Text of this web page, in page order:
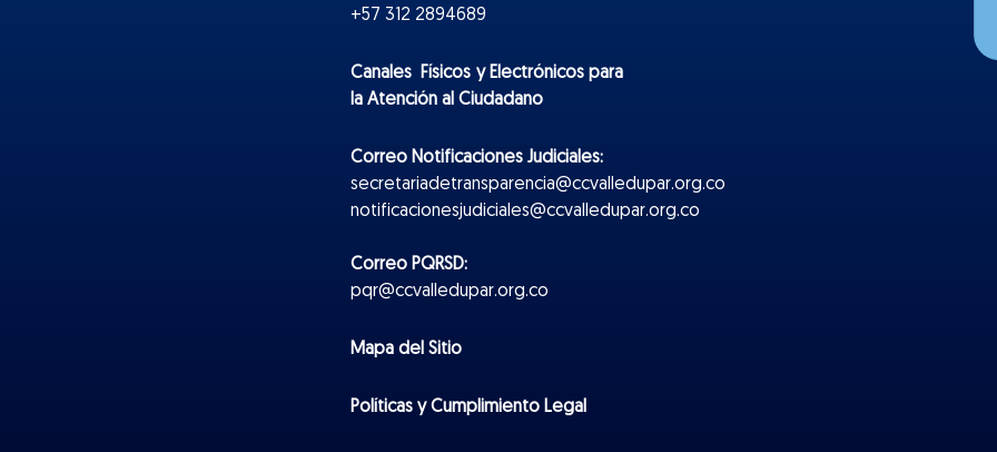
+57 312 2894689
Canales Físicos yElectrónicospara
la Atención al Ciudadano
Correo Notificaciones Judiciales:
secretariadetransparencia@ccvalledupar.org.co
notificacionesjudiciales@ccvalledupar.org.co
Correo PQRSD:
pqr@ccvalledupar.org.co
Mapa del Sitio
Políticas y Cumplimiento Legal